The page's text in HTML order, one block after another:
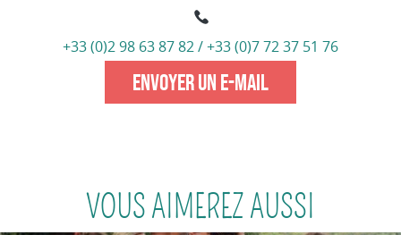
+33 (0)2 98 63 87 82 / +33 (0)7 72 37 51 76
ENVOYER UN E-MAIL
VOUS AIMEREZ AUSSI